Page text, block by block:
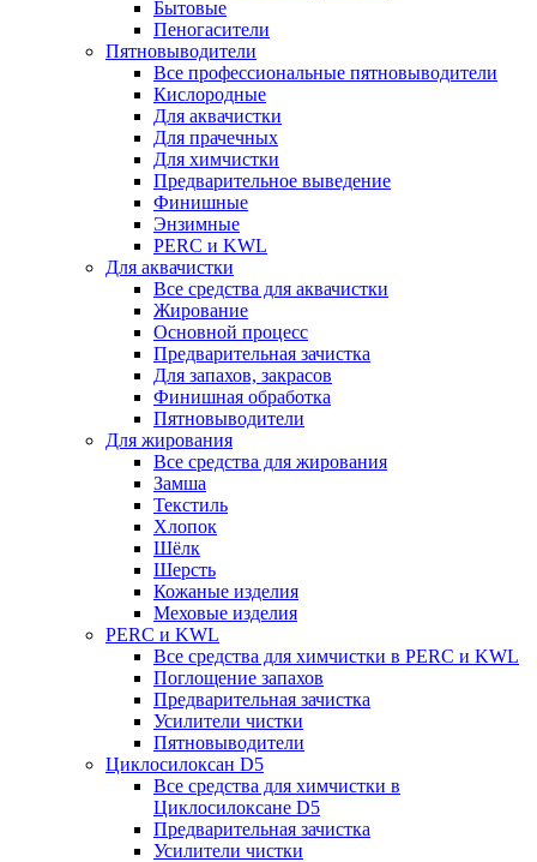
Бытовые
Пеногасители
Пятновыводители
Все профессиональные пятновыводители
Кислородные
Для аквачистки
Для прачечных
Для химчистки
Предварительное выведение
Финишные
Энзимные
PERC и KWL
Для аквачистки
Все средства для аквачистки
Жирование
Основной процесс
Предварительная зачистка
Для запахов, закрасов
Финишная обработка
Пятновыводители
Для жирования
Все средства для жирования
Замша
Текстиль
Хлопок
Шёлк
Шерсть
Кожаные изделия
Меховые изделия
PERC и KWL
Все средства для химчистки в PERC и KWL
Поглощение запахов
Предварительная зачистка
Усилители чистки
Пятновыводители
Циклосилоксан D5
Все средства для химчистки в
Циклосилоксане D5
Предварительная зачистка
Усилители чистки